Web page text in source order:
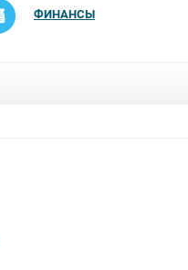
ФИНАНСЫ